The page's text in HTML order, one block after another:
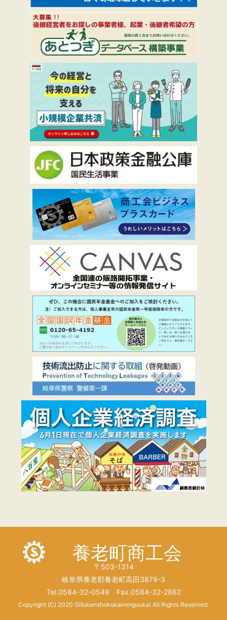
養老町商工会
〒503-1314
岐阜県養老郡養老町高田3879-3
Tel.0584-32-0549 Fax.0584-32-2862
Copyright (C) 2020 Gifukenshokokairengoukai All Rights Reserved.